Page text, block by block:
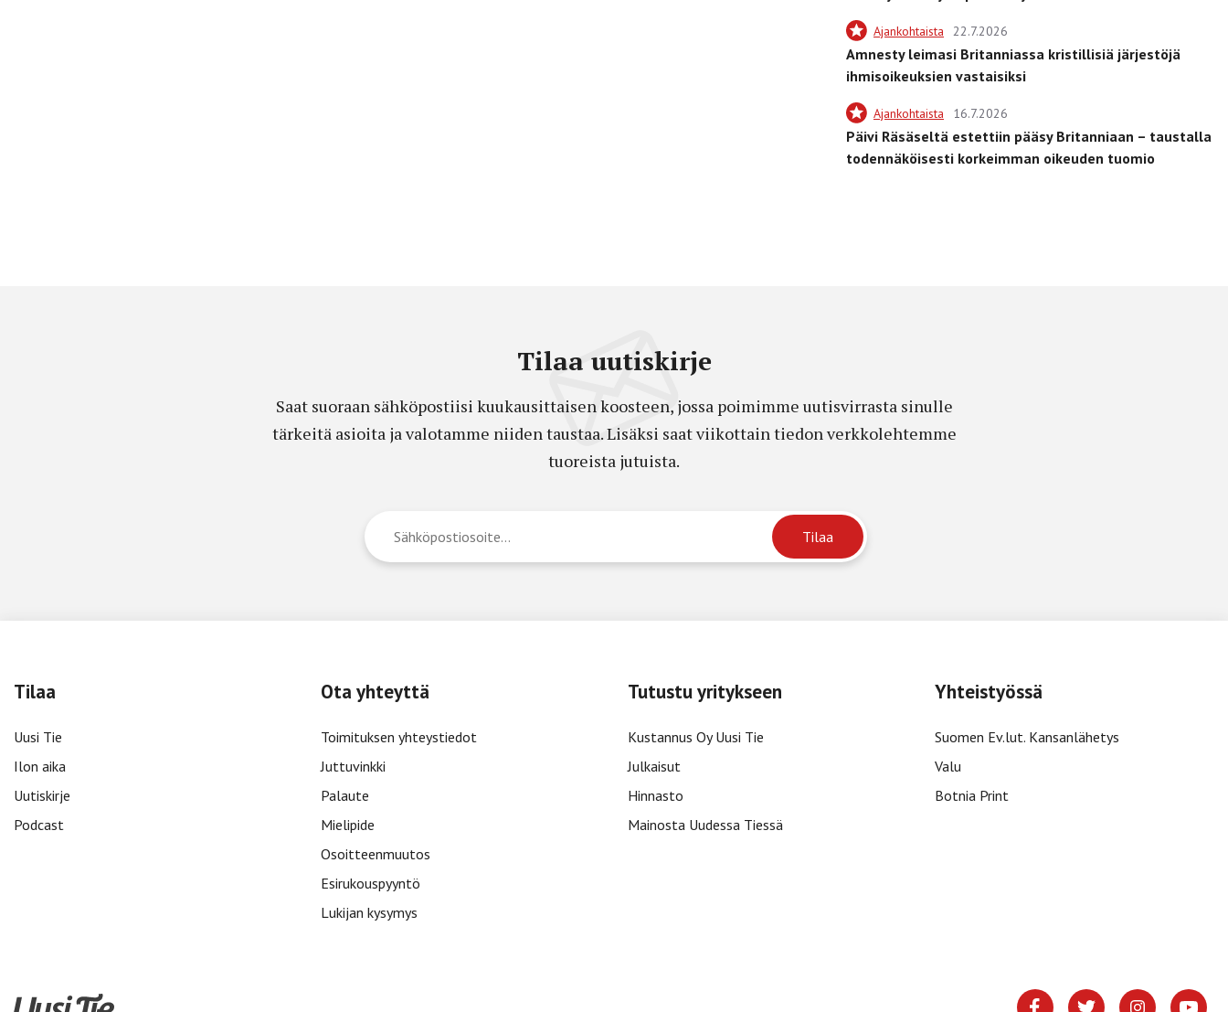
Ajankohtaista 22.7.2026
Amnesty leimasi Britanniassa kristillisiä järjestöjä
ihmisoikeuksien vastaisiksi
Ajankohtaista 16.7.2026
Päivi Räsäseltä estettiin pääsy Britanniaan – taustalla
todennäköisesti korkeimman oikeuden tuomio
Tilaa uutiskirje
Saat suoraan sähköpostiisi kuukausittaisen koosteen, jossa poimimme uutisvirrasta sinulle
tärkeitä asioita ja valotamme niiden taustaa. Lisäksi saat viikottain tiedon verkkolehtemme
tuoreista jutuista.
Tilaa
Uusi Tie
Ilon aika
Uutiskirje
Podcast
Ota yhteyttä
Toimituksen yhteystiedot
Juttuvinkki
Palaute
Mielipide
Osoitteenmuutos
Esirukouspyyntö
Lukijan kysymys
Tutustu yritykseen
Kustannus Oy Uusi Tie
Julkaisut
Hinnasto
Mainosta Uudessa Tiessä
Yhteistyössä
Suomen Ev.lut. Kansanlähetys
Valu
Botnia Print